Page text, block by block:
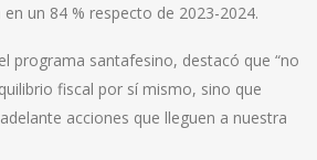
un 84 % respecto de 2023-2024.
programa santafesino, destacó que “no
fiscal por sí mismo, sino que
acciones que lleguen a nuestra